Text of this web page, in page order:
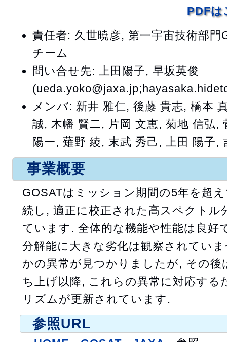
PDFは
責任者: 久世暁彦, 第一宇宙技術部
チーム
問い合せ先: 上田陽子, 早坂英俊
メンバ: 新井 雅仁, 後藤 貴志, 橋本
誠, 木幡 賢二, 片岡 文恵, 菊地 信弘,
陽一, 薙野 綾, 末武 秀己, 上田 陽子,
事業概要
GOSATはミッション期間の5年を超
続し, 適正に校正された高スペクトル
ています. 全体的な機能や性能は良好
分解能に大きな劣化は観察されてい
かの異常が見つかりましたが, その後
ち上げ以降, これらの異常に対応する
リズムが更新されています.
参照URL